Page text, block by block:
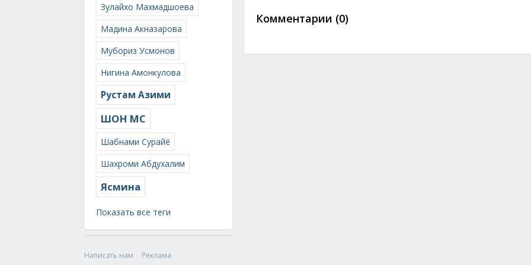
Зулайхо Махмадшоева
Мадина Акназарова
Мубориз Усмонов
Нигина Амонкулова
Рустам Азими
ШОН МС
Шабнами Сурайё
Шахроми Абдухалим
Ясмина
Показать все теги
Написать нам
Реклама
Комментарии (0)